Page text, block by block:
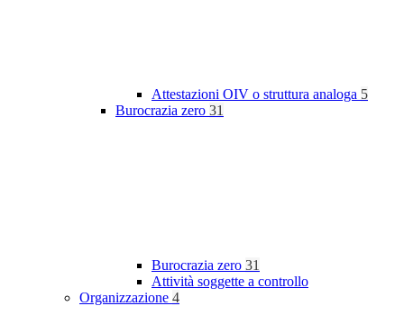
Attestazioni OIV o struttura analoga 5
Burocrazia zero 31
Burocrazia zero 31
Attività soggette a controllo
Organizzazione 4